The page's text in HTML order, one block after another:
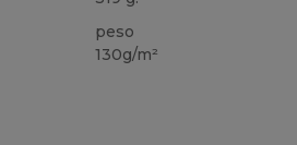
peso
130g/m²